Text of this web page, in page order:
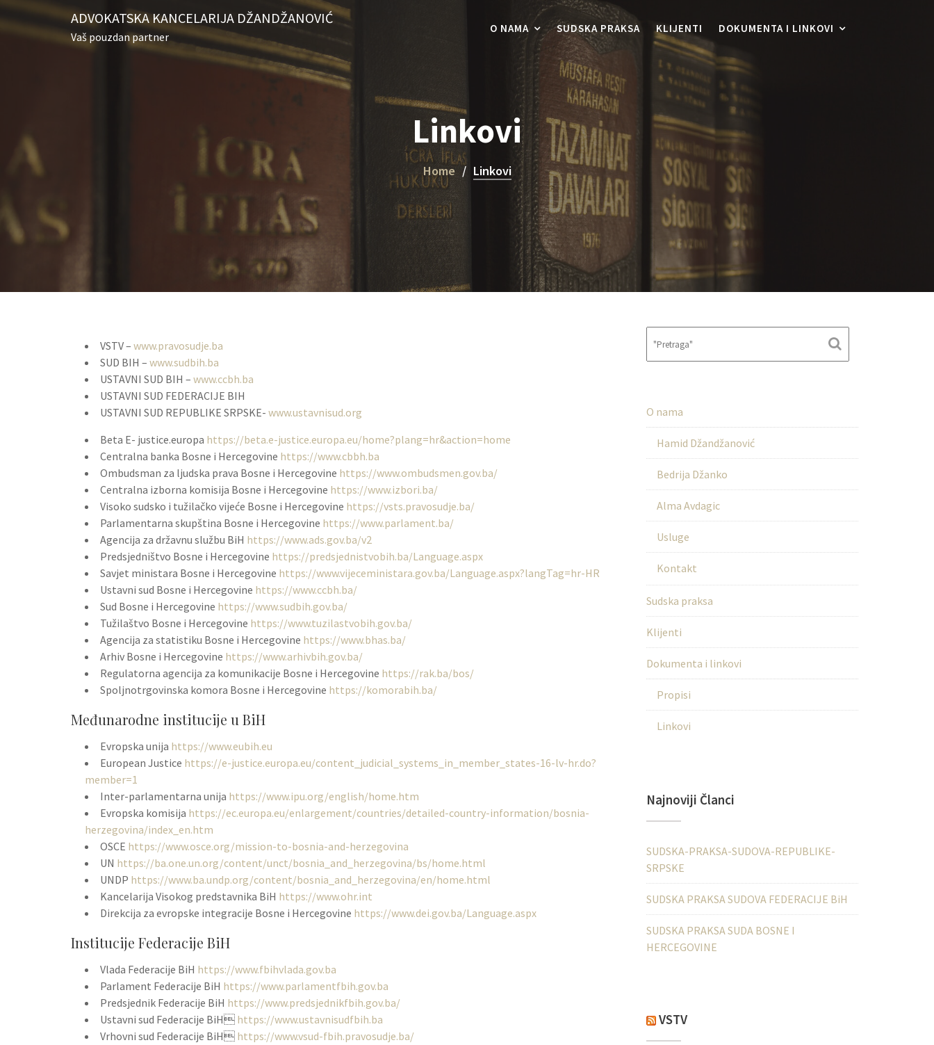
Skip
ADVOKATSKA KANCELARIJA DŽANDŽANOVIĆ
Vaš pouzdan partner
O NAMA SUDSKA PRAKSA KLIJENTI DOKUMENTA I LINKOVI
Linkovi
Home Linkovi
VSTV – www.pravosudje.ba
SUD BIH – www.sudbih.ba
USTAVNI SUD BIH – www.ccbh.ba
USTAVNI SUD FEDERACIJE BIH
USTAVNI SUD REPUBLIKE SRPSKE- www.ustavnisud.org
Beta E- justice.europa https://beta.e-justice.europa.eu/home?plang=hr&action=home
Centralna banka Bosne i Hercegovine https://www.cbbh.ba
Ombudsman za ljudska prava Bosne i Hercegovine https://www.ombudsmen.gov.ba/
Centralna izborna komisija Bosne i Hercegovine https://www.izbori.ba/
Visoko sudsko i tužilačko vijeće Bosne i Hercegovine https://vsts.pravosudje.ba/
Parlamentarna skupština Bosne i Hercegovine https://www.parlament.ba/
Agencija za državnu službu BiH https://www.ads.gov.ba/v2
Predsjedništvo Bosne i Hercegovine https://predsjednistvobih.ba/Language.aspx
Savjet ministara Bosne i Hercegovine https://www.vijeceministara.gov.ba/Language.aspx?langTag=hr-HR
Ustavni sud Bosne i Hercegovine https://www.ccbh.ba/
Sud Bosne i Hercegovine https://www.sudbih.gov.ba/
Tužilaštvo Bosne i Hercegovine https://www.tuzilastvobih.gov.ba/
Agencija za statistiku Bosne i Hercegovine https://www.bhas.ba/
Arhiv Bosne i Hercegovine https://www.arhivbih.gov.ba/
Regulatorna agencija za komunikacije Bosne i Hercegovine https://rak.ba/bos/
Spoljnotrgovinska komora Bosne i Hercegovine https://komorabih.ba/
Međunarodne institucije u BiH
Evropska unija https://www.eubih.eu
European Justice https://e-justice.europa.eu/content_judicial_systems_in_member_states-16-lv-hr.do?
member=1
Inter-parlamentarna unija https://www.ipu.org/english/home.htm
Evropska komisija https://ec.europa.eu/enlargement/countries/detailed-country-information/bosnia-
herzegovina/index_en.htm
OSCE https://www.osce.org/mission-to-bosnia-and-herzegovina
UN https://ba.one.un.org/content/unct/bosnia_and_herzegovina/bs/home.html
UNDP https://www.ba.undp.org/content/bosnia_and_herzegovina/en/home.html
Kancelarija Visokog predstavnika BiH https://www.ohr.int
Direkcija za evropske integracije Bosne i Hercegovine https://www.dei.gov.ba/Language.aspx
Institucije Federacije BiH
Vlada Federacije BiH https://www.fbihvlada.gov.ba
Parlament Federacije BiH https://www.parlamentfbih.gov.ba
Predsjednik Federacije BiH https://www.predsjednikfbih.gov.ba/
Ustavni sud Federacije BiH https://www.ustavnisudfbih.ba
Vrhovni sud Federacije BiH https://www.vsud-fbih.pravosudje.ba/
O nama
Hamid Džandžanović
Bedrija Džanko
Alma Avdagic
Usluge
Kontakt
Sudska praksa
Klijenti
Dokumenta i linkovi
Propisi
Linkovi
Najnoviji Članci
SUDSKA-PRAKSA-SUDOVA-REPUBLIKE-
SRPSKE
SUDSKA PRAKSA SUDOVA FEDERACIJE BiH
SUDSKA PRAKSA SUDA BOSNE I
HERCEGOVINE
VSTV